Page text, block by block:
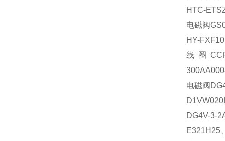
HTC-
电磁阀
HY-
线圈
电磁阀
DG4V-3-
E321H25